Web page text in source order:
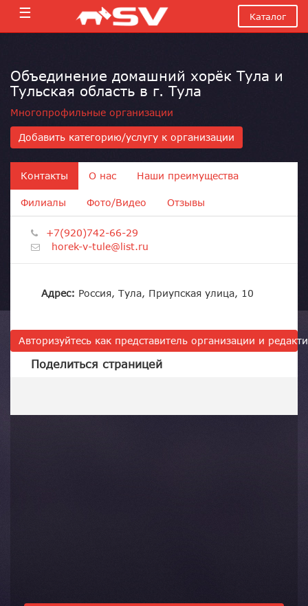
☰ Каталог
Объединение домашний хорёк Тула и
Тульская область в г. Тула
Многопрофильные организации
Добавить категорию/услугу к организации
Контакты О нас Наши преимущества
Филиалы Фото/Видео Отзывы
+7(920)742-66-29
horek-v-tule@list.ru
Адрес: Россия, Тула, Приупская улица, 10
Авторизуйтесь как представитель организации и
Поделиться страницей